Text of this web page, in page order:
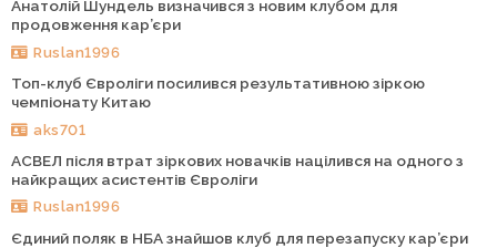
Анатолій Шундель визначився з новим клубом для
продовження кар’єри
Ruslan1996
Топ-клуб Євроліги посилився результативною зіркою
чемпіонату Китаю
aks701
АСВЕЛ після втрат зіркових новачків націлився на одного з
найкращих асистентів Євроліги
Ruslan1996
Єдиний поляк в НБА знайшов клуб для перезапуску кар’єри